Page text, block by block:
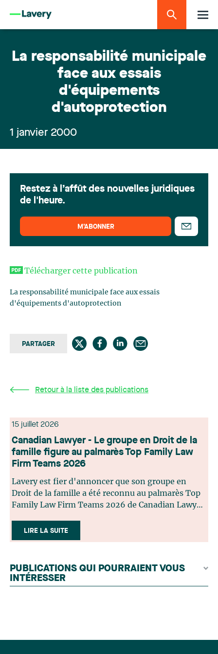
La responsabilité municipale
face aux essais
d'équipements
d'autoprotection
1 janvier 2000
Télécharger cette publication
La responsabilité municipale face aux essais
d'équipements d'autoprotection
PARTAGER
Retour à la liste des publications
Restez à l’affût des nouvelles juridiques
de l'heure.
M’ABONNER
15 juillet 2026
Canadian Lawyer - Le groupe en Droit de la
famille figure au palmarès Top Family Law
Firm Teams 2026
Lavery est fier d'annoncer que son groupe en
Droit de la famille a été reconnu au palmarès Top
Family Law Firm Teams 2026 de Canadian Lawyer.
sélection rigoureux, fondé sur des nominations
issues du lectorat, d'associations juridiques et de
par un jury indépendant composé de praticiens
chevronnés en droit de la famille provenant de
l'ensemble du Canada. Cette distinction
LIRE LA SUITE
PUBLICATIONS QUI POURRAIENT VOUS
INTÉRESSER